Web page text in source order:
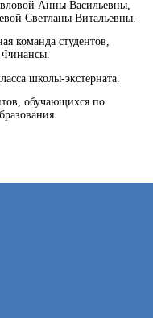
Анны Васильевны,
Светланы Витальевны.
команда студентов,
Финансы.
школы-экстерната.
обучающихся по